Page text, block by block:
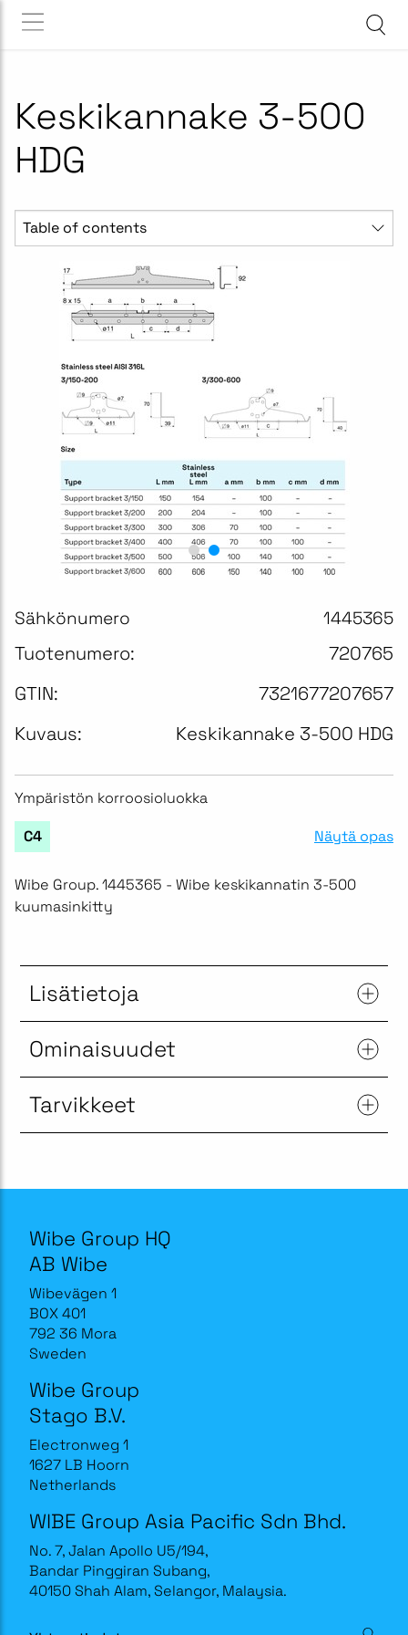
Keskikannake 3-500
HDG
Table of contents
Sähkönumero 1445365
Tuotenumero:
720765
GTIN:
7321677207657
Kuvaus:
Keskikannake 3-500 HDG
Ympäristön korroosioluokka
C4 Näytä opas
Wibe Group. 1445365 - Wibe keskikannatin 3-500
kuumasinkitty
Lisätietoja
Ominaisuudet
Tarvikkeet
Wibe Group HQ
AB Wibe
Wibevägen 1
BOX 401
792 36 Mora
Sweden
Wibe Group
Stago B.V.
Electronweg 1
1627 LB Hoorn
Netherlands
WIBE Group Asia Pacific Sdn Bhd.
No. 7, Jalan Apollo U5/194,
Bandar Pinggiran Subang,
40150 Shah Alam, Selangor, Malaysia.